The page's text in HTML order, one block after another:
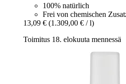
100% natürlich
Frei von chemischen
13,09 € (1.309,00 € / l)
Toimitus 18. elokuuta mennessä